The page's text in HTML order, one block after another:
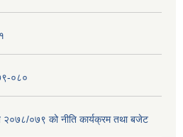
०८०
२०७८/०७९ को नीति कार्यक्रम तथा बजेट